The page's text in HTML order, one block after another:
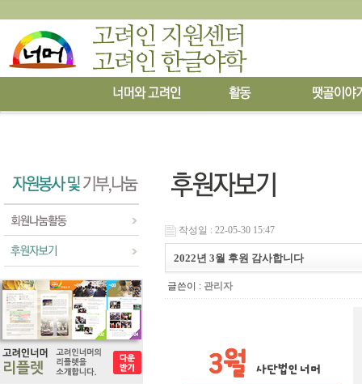
작성일 : 22-05-30 15:47
2022년 3월 후원 감사합니다
글쓴이 : 관리자